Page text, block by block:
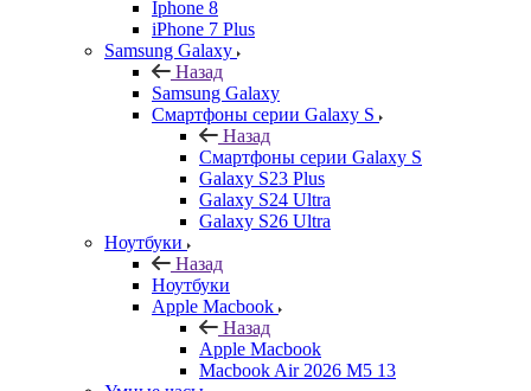
Iphone 8
iPhone 7 Plus
Samsung Galaxy
Назад
Samsung Galaxy
Смартфоны серии Galaxy S
Назад
Смартфоны серии Galaxy S
Galaxy S23 Plus
Galaxy S24 Ultra
Galaxy S26 Ultra
Ноутбуки
Назад
Ноутбуки
Apple Macbook
Назад
Apple Macbook
Macbook Air 2026 M5 13